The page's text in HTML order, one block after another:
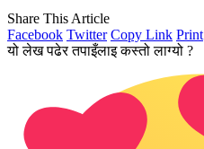
Share This Article
Facebook Twitter Copy Link Print
यो लेख पढेर तपाइँलाइ कस्तो लाग्यो ?